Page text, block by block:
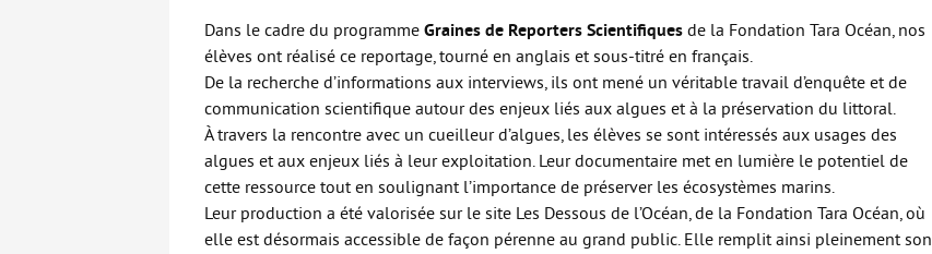
Dans le cadre du programme Graines de Reporters Scientifiques de la Fondation Tara Océan, nos
élèves ont réalisé ce reportage, tourné en anglais et sous-titré en français.
De la recherche d’informations aux interviews, ils ont mené un véritable travail d’enquête et de
communication scientifique autour des enjeux liés aux algues et à la préservation du littoral.
À travers la rencontre avec un cueilleur d’algues, les élèves se sont intéressés aux usages des
algues et aux enjeux liés à leur exploitation. Leur documentaire met en lumière le potentiel de
cette ressource tout en soulignant l’importance de préserver les écosystèmes marins.
Leur production a été valorisée sur le site Les Dessous de l’Océan, de la Fondation Tara Océan, où
elle est désormais accessible de façon pérenne au grand public. Elle remplit ainsi pleinement son